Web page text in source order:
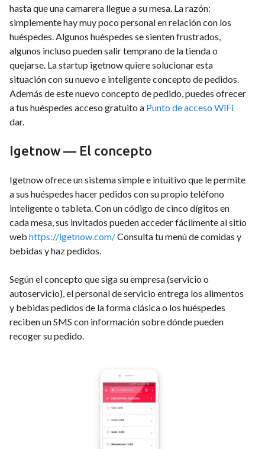
hasta que una camarera llegue a su mesa. La razón:
simplemente hay muy poco personal en relación con los
huéspedes. Algunos huéspedes se sienten frustrados,
algunos incluso pueden salir temprano de la tienda o
quejarse. La startup igetnow quiere solucionar esta
situación con su nuevo e inteligente concepto de pedidos.
Además de este nuevo concepto de pedido, puedes ofrecer
a tus huéspedes acceso gratuito a Punto de acceso WiFi
dar.
Igetnow — El concepto
Igetnow ofrece un sistema simple e intuitivo que le permite
a sus huéspedes hacer pedidos con su propio teléfono
inteligente o tableta. Con un código de cinco dígitos en
cada mesa, sus invitados pueden acceder fácilmente al sitio
web https://igetnow.com/Consulta tu menú de comidas y
bebidas y haz pedidos.
Según el concepto que siga su empresa (servicio o
autoservicio), el personal de servicio entrega los alimentos
y bebidas pedidos de la forma clásica o los huéspedes
reciben un SMS con información sobre dónde pueden
recoger su pedido.